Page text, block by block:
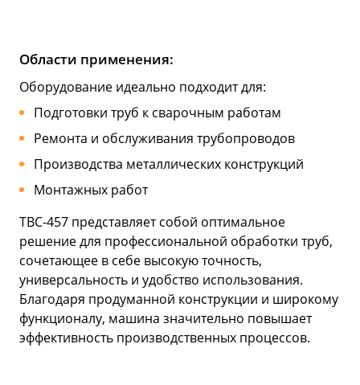
Области применения:
Оборудование идеально подходит для:
Подготовки труб к сварочным работам
Ремонта и обслуживания трубопроводов
Производства металлических конструкций
Монтажных работ
ТВС-457 представляет собой оптимальное
решение для профессиональной обработки труб,
сочетающее в себе высокую точность,
универсальность и удобство использования.
Благодаря продуманной конструкции и широкому
функционалу, машина значительно повышает
эффективность производственных процессов.